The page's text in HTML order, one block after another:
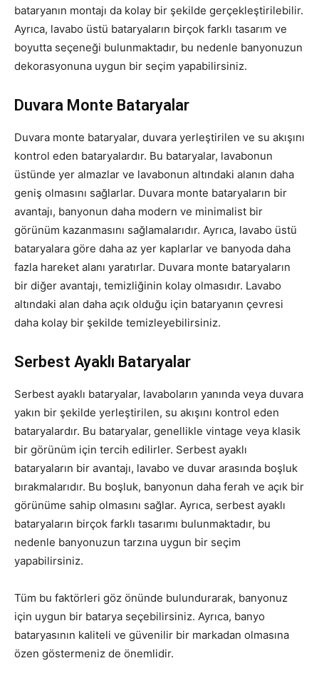
bataryanın montajı da kolay bir şekilde gerçekleştirilebilir.
Ayrıca, lavabo üstü bataryaların birçok farklı tasarım ve
boyutta seçeneği bulunmaktadır, bu nedenle banyonuzun
dekorasyonuna uygun bir seçim yapabilirsiniz.
Duvara Monte Bataryalar
Duvara monte bataryalar, duvara yerleştirilen ve su akışını
kontrol eden bataryalardır. Bu bataryalar, lavabonun
üstünde yer almazlar ve lavabonun altındaki alanın daha
geniş olmasını sağlarlar. Duvara monte bataryaların bir
avantajı, banyonun daha modern ve minimalist bir
görünüm kazanmasını sağlamalarıdır. Ayrıca, lavabo üstü
bataryalara göre daha az yer kaplarlar ve banyoda daha
fazla hareket alanı yaratırlar. Duvara monte bataryaların
bir diğer avantajı, temizliğinin kolay olmasıdır. Lavabo
altındaki alan daha açık olduğu için bataryanın çevresi
daha kolay bir şekilde temizleyebilirsiniz.
Serbest Ayaklı Bataryalar
Serbest ayaklı bataryalar, lavaboların yanında veya duvara
yakın bir şekilde yerleştirilen, su akışını kontrol eden
bataryalardır. Bu bataryalar, genellikle vintage veya klasik
bir görünüm için tercih edilirler. Serbest ayaklı
bataryaların bir avantajı, lavabo ve duvar arasında boşluk
bırakmalarıdır. Bu boşluk, banyonun daha ferah ve açık bir
görünüme sahip olmasını sağlar. Ayrıca, serbest ayaklı
bataryaların birçok farklı tasarımı bulunmaktadır, bu
nedenle banyonuzun tarzına uygun bir seçim
yapabilirsiniz.
Tüm bu faktörleri göz önünde bulundurarak, banyonuz
için uygun bir batarya seçebilirsiniz. Ayrıca, banyo
bataryasının kaliteli ve güvenilir bir markadan olmasına
özen göstermeniz de önemlidir.